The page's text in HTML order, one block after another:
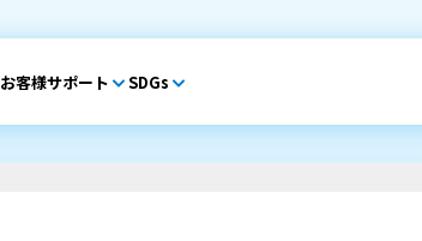
お客様サポート SDGs